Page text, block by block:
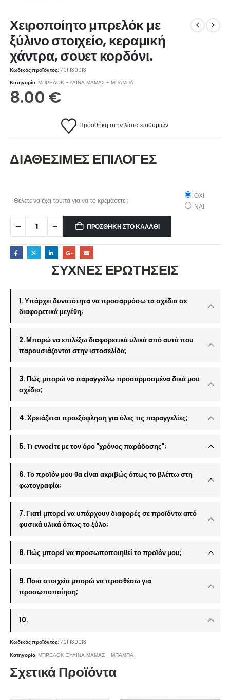
Χειροποίητο μπρελόκ με
ξύλινο στοιχείο, κεραμική
χάντρα, σουετ κορδόνι.
Κωδικός προϊόντος:7011130013
Κατηγορία:ΜΠΡΕΛΟΚ ΞΥΛΙΝΑ ΜΑΜΑΣ - ΜΠΑΜΠΑ
8.00 €
Πρόσθήκη στην λίστα επιθυμιών
ΔΙΑΘΕΣΙΜΕΣ ΕΠΙΛΟΓΕΣ
Θέλετε να έχει τρύπα για να το κρεμάσετε ;
ΟΧΙ
ΝΑΙ
ΠΡΟΣΘΉΚΗ ΣΤΟ ΚΑΛΆΘΙ
ΣΥΧΝΕΣ ΕΡΩΤΗΣΕΙΣ
1. Υπάρχει δυνατότητα να προσαρμόσω τα σχέδια σε
διαφορετικά μεγέθη;
2. Μπορώ να επιλέξω διαφορετικά υλικά από αυτά που
παρουσιάζονται στην ιστοσελίδα;
3. Πώς μπορώ να παραγγείλω προσαρμοσμένα δικά μου
σχέδια;
4. Χρειάζεται προεξόφληση για όλες τις παραγγελίες;
5. Τι εννοείτε με τον όρο "χρόνος παράδοσης";
6. Το προϊόν μου θα είναι ακριβώς όπως το βλέπω στη
φωτογραφία;
7. Γιατί μπορεί να υπάρχουν διαφορές σε προϊόντα από
φυσικά υλικά όπως το ξύλο;
8. Πώς μπορεί να προσωποποιηθεί το προϊόν μου;
9. Ποια στοιχεία μπορώ να προσθέσω για
προσωποποίηση;
10.
Κωδικός προϊόντος:7011130013
Κατηγορία:ΜΠΡΕΛΟΚ ΞΥΛΙΝΑ ΜΑΜΑΣ - ΜΠΑΜΠΑ
Σχετικά Προϊόντα